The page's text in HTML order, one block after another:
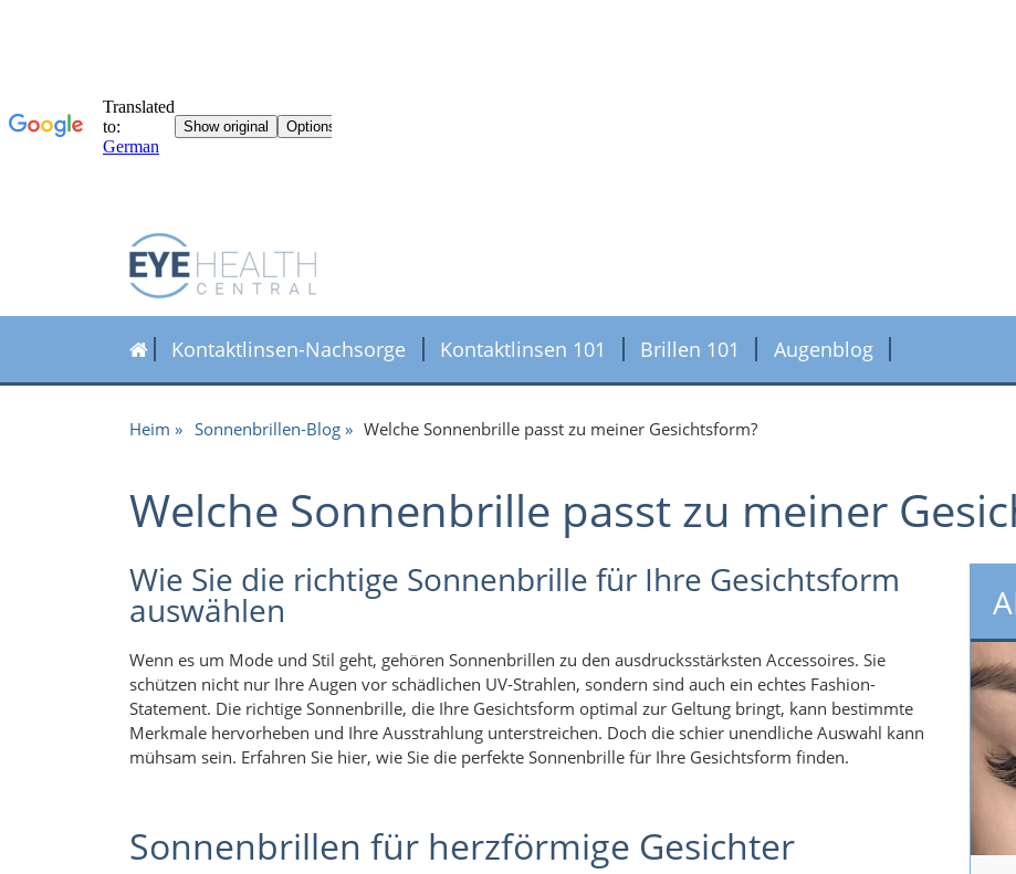
Kontaktlinsen-Nachsorge Kontaktlinsen 101 Brillen 101 Augenblog
Heim Sonnenbrillen-Blog Welche Sonnenbrille passt zu meiner Gesichtsform?
Welche Sonnenbrille passt zu meiner
Wie Sie die richtige Sonnenbrille für Ihre Gesichtsform
auswählen
Wenn es um Mode und Stil geht, gehören Sonnenbrillen zu den ausdrucksstärksten Accessoires. Sie
schützen nicht nur Ihre Augen vor schädlichen UV-Strahlen, sondern sind auch ein echtes Fashion-
Statement. Die richtige Sonnenbrille, die Ihre Gesichtsform optimal zur Geltung bringt, kann bestimmte
Merkmale hervorheben und Ihre Ausstrahlung unterstreichen. Doch die schier unendliche Auswahl kann
mühsam sein. Erfahren Sie hier, wie Sie die perfekte Sonnenbrille für Ihre Gesichtsform finden.
Sonnenbrillen für herzförmige Gesichter